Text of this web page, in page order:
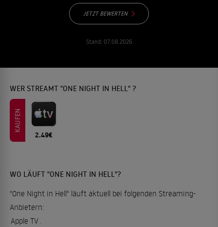
JETZT BEWERTEN
Stand: 07.08.2026
WER STREAMT "ONE NIGHT IN HELL" ?
KAUFEN
2.49€
WO LÄUFT "ONE NIGHT IN HELL"?
"One Night in Hell" läuft aktuell bei folgenden Streaming-
Anbietern:
Apple TV.